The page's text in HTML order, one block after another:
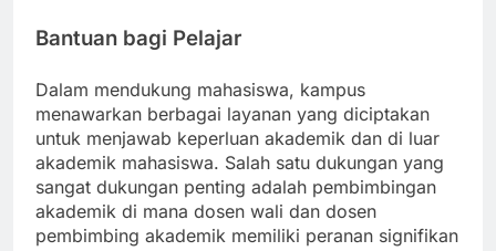
Bantuan bagi Pelajar
Dalam mendukung mahasiswa, kampus
menawarkan berbagai layanan yang diciptakan
untuk menjawab keperluan akademik dan di luar
akademik mahasiswa. Salah satu dukungan yang
sangat dukungan penting adalah pembimbingan
akademik di mana dosen wali dan dosen
pembimbing akademik memiliki peranan signifikan